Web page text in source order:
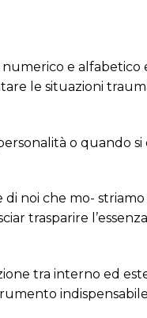
e alfabetico
le situazioni
o quando
noi che mo-
trasparire
tra interno ed